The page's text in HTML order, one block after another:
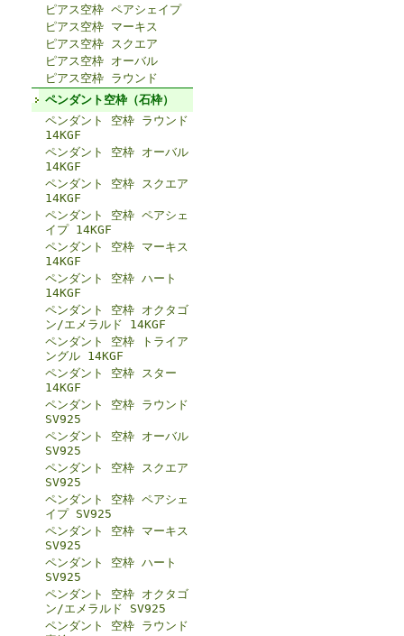
ピアス空枠 ペアシェイプ
ピアス空枠 マーキス
ピアス空枠 スクエア
ピアス空枠 オーバル
ピアス空枠 ラウンド
ペンダント空枠（石枠）
ペンダント 空枠 ラウンド
14KGF
ペンダント 空枠 オーバル
14KGF
ペンダント 空枠 スクエア
14KGF
ペンダント 空枠 ペアシェ
イプ 14KGF
ペンダント 空枠 マーキス
14KGF
ペンダント 空枠 ハート
14KGF
ペンダント 空枠 オクタゴ
ン/エメラルド 14KGF
ペンダント 空枠 トライア
ングル 14KGF
ペンダント 空枠 スター
14KGF
ペンダント 空枠 ラウンド
SV925
ペンダント 空枠 オーバル
SV925
ペンダント 空枠 スクエア
SV925
ペンダント 空枠 ペアシェ
イプ SV925
ペンダント 空枠 マーキス
SV925
ペンダント 空枠 ハート
SV925
ペンダント 空枠 オクタゴ
ン/エメラルド SV925
ペンダント 空枠 ラウンド